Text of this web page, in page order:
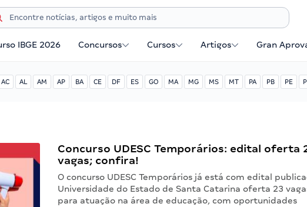
IBGE 2026 Concursos Cursos Artigos Gran
AC AL AM AP BA CE DF ES GO MA MG MS MT PA PB PE
Concurso UDESC Temporários: edital oferta
vagas; confira!
O concurso UDESC Temporários já está com edital
Universidade do Estado de Santa Catarina oferta 23
para atuação na área de educação, com oportunidades